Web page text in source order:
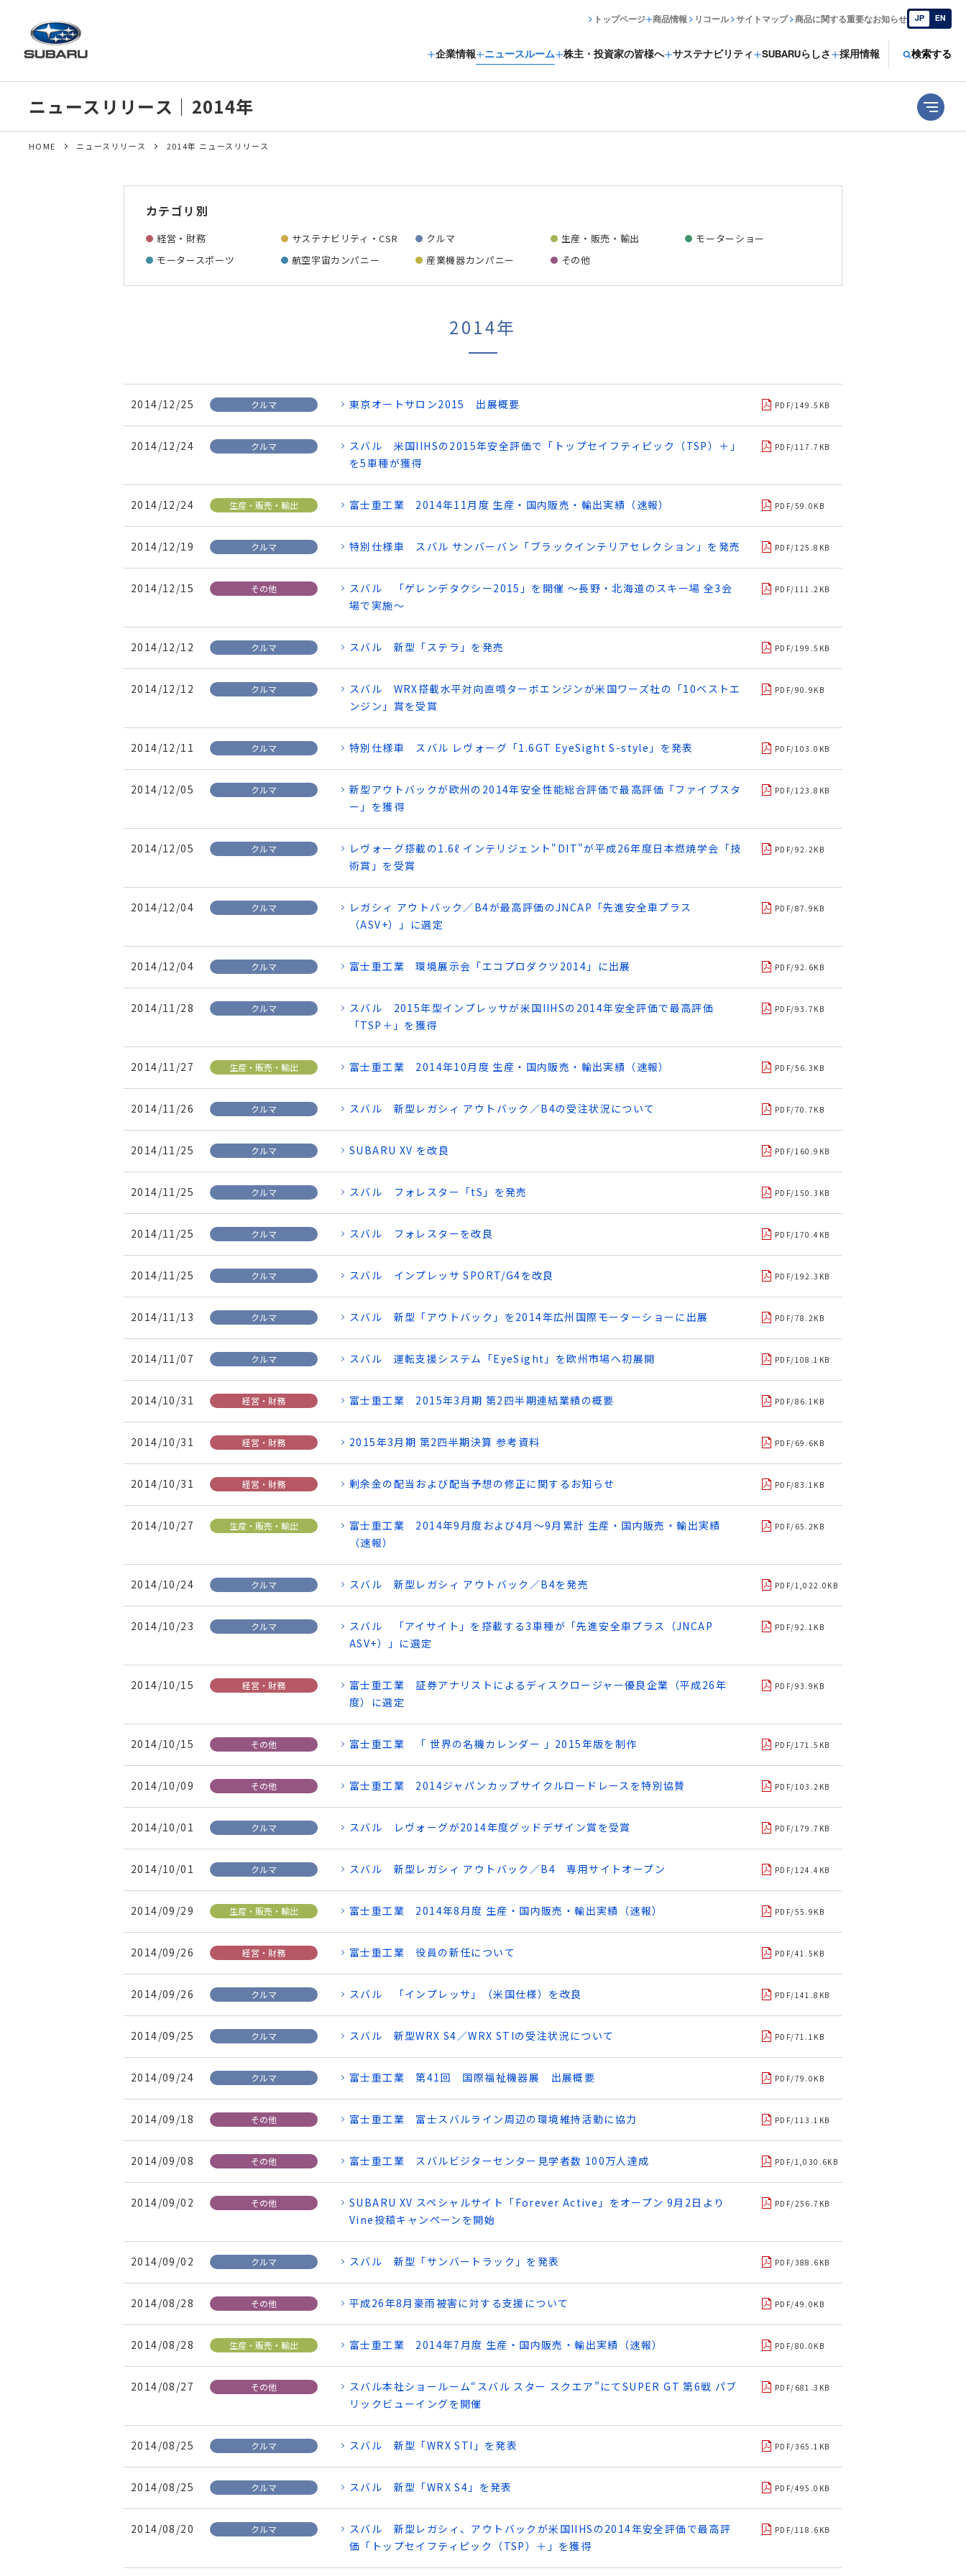
企業情報 ニュースルーム 株主・投資家の皆様へ サステナビリティ SUBARUらしさ 採用情報 検索する
トップページ 商品情報 リコール サイトマップ 商品に関する重要なお知らせ JP EN
ニュースリリース｜2014年
HOME ニュースリリース 2014年 ニュースリリース
カテゴリ別
経営・財務 サステナビリティ・CSR クルマ 生産・販売・輸出
モーターショー
モータースポーツ
航空宇宙カンパニー 産業機器カンパニー その他
2014年
2014/12/25 クルマ 東京オートサロン2015 出展概要 PDF/149.5KB
2014/12/24 クルマ
スバル 米国IIHSの2015年安全評価で「トップセイフティピック（TSP）＋」
を5車種が獲得
PDF/117.7KB
2014/12/24 生産・販売・輸出 富士重工業 2014年11月度 生産・国内販売・輸出実績（速報） PDF/59.0KB
2014/12/19 クルマ 特別仕様車 スバル サンバーバン「ブラックインテリアセレクション」を発売 PDF/125.8KB
2014/12/15 その他
スバル 「ゲレンデタクシー2015」を開催 ～長野・北海道のスキー場 全3会
場で実施～
PDF/111.2KB
2014/12/12 クルマ スバル 新型「ステラ」を発売 PDF/199.5KB
2014/12/12 クルマ
スバル WRX搭載水平対向直噴ターボエンジンが米国ワーズ社の「10ベストエ
ンジン」賞を受賞
PDF/90.9KB
2014/12/11 クルマ 特別仕様車 スバル レヴォーグ「1.6GT EyeSight S-style」を発表 PDF/103.0KB
2014/12/05 クルマ
新型アウトバックが欧州の2014年安全性能総合評価で最高評価「ファイブスタ
ー」を獲得
PDF/123.8KB
2014/12/05 クルマ
レヴォーグ搭載の1.6ℓ インテリジェント"DIT"が平成26年度日本燃焼学会「技
術賞」を受賞
PDF/92.2KB
2014/12/04 クルマ
レガシィ アウトバック／B4が最高評価のJNCAP「先進安全車プラス
（ASV+）」に選定
PDF/87.9KB
2014/12/04 クルマ 富士重工業 環境展示会「エコプロダクツ2014」に出展 PDF/92.6KB
2014/11/28 クルマ
スバル 2015年型インプレッサが米国IIHSの2014年安全評価で最高評価
「TSP＋」を獲得
PDF/93.7KB
2014/11/27 生産・販売・輸出 富士重工業 2014年10月度 生産・国内販売・輸出実績（速報） PDF/56.3KB
2014/11/26 クルマ スバル 新型レガシィ アウトバック／B4の受注状況について PDF/70.7KB
2014/11/25 クルマ SUBARU XV を改良 PDF/160.9KB
2014/11/25 クルマ スバル フォレスター「tS」を発売 PDF/150.3KB
2014/11/25 クルマ スバル フォレスターを改良 PDF/170.4KB
2014/11/25 クルマ スバル インプレッサ SPORT/G4を改良 PDF/192.3KB
2014/11/13 クルマ スバル 新型「アウトバック」を2014年広州国際モーターショーに出展 PDF/78.2KB
2014/11/07 クルマ スバル 運転支援システム「EyeSight」を欧州市場へ初展開 PDF/108.1KB
2014/10/31 経営・財務 富士重工業 2015年3月期 第2四半期連結業績の概要 PDF/86.1KB
2014/10/31 経営・財務 2015年3月期 第2四半期決算 参考資料 PDF/69.6KB
2014/10/31 経営・財務 剰余金の配当および配当予想の修正に関するお知らせ PDF/83.1KB
2014/10/27 生産・販売・輸出
富士重工業 2014年9月度および4月～9月累計 生産・国内販売・輸出実績
（速報）
PDF/65.2KB
2014/10/24 クルマ スバル 新型レガシィ アウトバック／B4を発売 PDF/1,022.0KB
2014/10/23 クルマ
スバル 「アイサイト」を搭載する3車種が「先進安全車プラス（JNCAP
ASV+）」に選定
PDF/92.1KB
2014/10/15 経営・財務
富士重工業 証券アナリストによるディスクロージャー優良企業（平成26年
度）に選定
PDF/93.9KB
2014/10/15 その他 富士重工業 「 世界の名機カレンダー 」2015年版を制作 PDF/171.5KB
2014/10/09 その他 富士重工業 2014ジャパンカップサイクルロードレースを特別協賛 PDF/103.2KB
2014/10/01 クルマ スバル レヴォーグが2014年度グッドデザイン賞を受賞 PDF/179.7KB
2014/10/01 クルマ スバル 新型レガシィ アウトバック／B4 専用サイトオープン PDF/124.4KB
2014/09/29 生産・販売・輸出 富士重工業 2014年8月度 生産・国内販売・輸出実績（速報） PDF/55.9KB
2014/09/26 経営・財務 富士重工業 役員の新任について PDF/41.5KB
2014/09/26 クルマ スバル 「インプレッサ」（米国仕様）を改良 PDF/141.8KB
2014/09/25 クルマ スバル 新型WRX S4／WRX STIの受注状況について PDF/71.1KB
2014/09/24 クルマ 富士重工業 第41回 国際福祉機器展 出展概要 PDF/79.0KB
2014/09/18 その他 富士重工業 富士スバルライン周辺の環境維持活動に協力 PDF/113.1KB
2014/09/08 その他 富士重工業 スバルビジターセンター見学者数 100万人達成 PDF/1,030.6KB
2014/09/02 その他
SUBARU XV スペシャルサイト「Forever Active」をオープン 9月2日より
Vine投稿キャンペーンを開始
PDF/256.7KB
2014/09/02 クルマ スバル 新型「サンバートラック」を発表 PDF/388.6KB
2014/08/28 その他 平成26年8月豪雨被害に対する支援について PDF/49.0KB
2014/08/28 生産・販売・輸出 富士重工業 2014年7月度 生産・国内販売・輸出実績（速報） PDF/80.0KB
2014/08/27 その他
スバル本社ショールーム“スバル スター スクエア”にてSUPER GT 第6戦 パブ
リックビューイングを開催
PDF/681.3KB
2014/08/25 クルマ スバル 新型「WRX STI」を発表 PDF/365.1KB
2014/08/25 クルマ スバル 新型「WRX S4」を発表 PDF/495.0KB
2014/08/20 クルマ
スバル 新型レガシィ、アウトバックが米国IIHSの2014年安全評価で最高評
価「トップセイフティピック（TSP）＋」を獲得
PDF/118.6KB